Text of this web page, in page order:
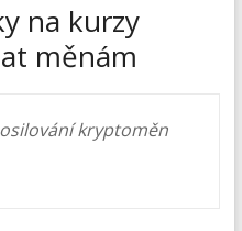
na kurzy
měnám
kryptoměn